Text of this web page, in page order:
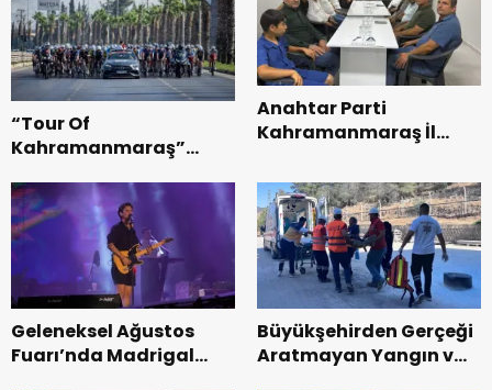
“Tour Of
Kahramanmaraş”
Bisikleti Turnuvası
Tamamlandı.
Anahtar Parti
Kahramanmaraş İl
Teşkilatı ile buluştu.
Geleneksel Ağustos
Fuarı’nda Madrigal
Büyükşehirden Gerçeği
Aratmayan Yangın ve